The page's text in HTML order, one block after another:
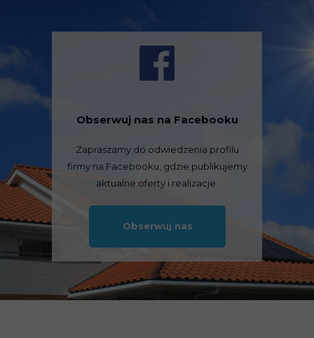
Obserwuj nas
Obserwuj nas na Facebooku
Zapraszamy do odwiedzenia profilu
firmy na Facebooku, gdzie publikujemy
aktualne oferty i realizacje.